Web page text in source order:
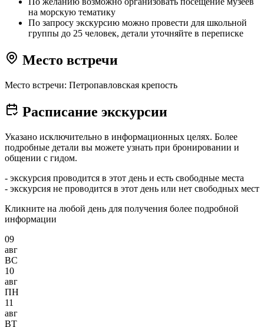
на морскую тематику
По запросу экскурсию можно провести для школьной
группы до 25 человек, детали уточняйте в переписке
Место встречи
Место встречи: Петропавловская крепость
Расписание экскурсии
Указано исключительно в информационных целях. Более
подробные детали вы можете узнать при бронировании и
общении с гидом.
- экскурсия проводится в этот день и есть свободные места
- экскурсия не проводится в этот день или нет свободных мест
Кликните на любой день для получения более подробной
информации
09
авг
ВС
10
авг
ПН
11
авг
ВТ